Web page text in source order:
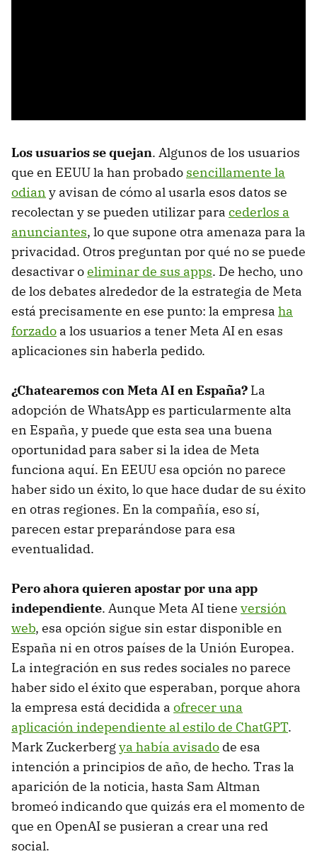
Los usuarios se quejan. Algunos de los usuarios
que en EEUU la han probado sencillamente la
odian y avisan de cómo al usarla esos datos se
recolectan y se pueden utilizar para cederlos a
anunciantes, lo que supone otra amenaza para la
privacidad. Otros preguntan por qué no se puede
desactivar oeliminar de sus apps. De hecho, uno
de los debates alrededor de la estrategia de Meta
está precisamente en ese punto: la empresa ha
forzado a los usuarios a tener Meta AI en esas
aplicaciones sin haberla pedido.
¿Chatearemos con Meta AI en España? La
adopción de WhatsApp es particularmente alta
en España, y puede que esta sea una buena
oportunidad para saber si la idea de Meta
funciona aquí. En EEUU esa opción no parece
haber sido un éxito, lo que hace dudar de su éxito
en otras regiones. En la compañía, eso sí,
parecen estar preparándose para esa
eventualidad.
Pero ahora quieren apostar por una app
independiente. Aunque Meta AI tiene versión
web, esa opción sigue sin estar disponible en
España ni en otros países de la Unión Europea.
La integración en sus redes sociales no parece
haber sido el éxito que esperaban, porque ahora
la empresa está decidida a ofrecer una
aplicación independiente al estilo de ChatGPT.
Mark Zuckerbergya había avisado de esa
intención a principios de año, de hecho. Tras la
aparición de la noticia, hasta Sam Altman
bromeó indicando que quizás era el momento de
que en OpenAI se pusieran a crear una red
social.